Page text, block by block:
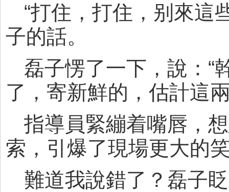
“打住，打住，别來這
子的話。
磊子愣了一下，說：“
了，寄新鮮的，估計這
指導員緊繃着嘴唇，
索，引爆了現場更大的
難道我說錯了？磊子